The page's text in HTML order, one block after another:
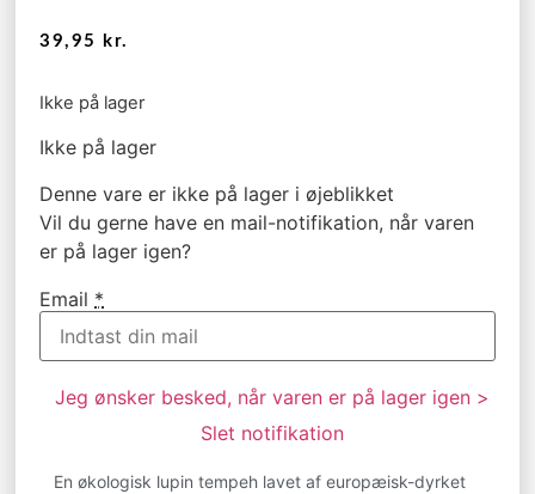
39,95 kr.
Ikke på lager
Ikke på lager
Denne vare er ikke på lager i øjeblikket
Vil du gerne have en mail-notifikation, når varen
er på lager igen?
Email *
Jeg ønsker besked, når varen er på lager igen >
Slet notifikation
En økologisk lupin tempeh lavet af europæisk-dyrket